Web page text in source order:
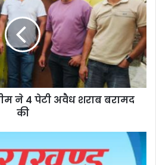
ने 4 पेटी अवैध शराब बरामद
की